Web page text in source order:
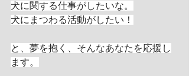
犬に関する仕事がしたいな。
犬にまつわる活動がしたい！
と、夢を抱く、そんなあなたを応援し
ます。